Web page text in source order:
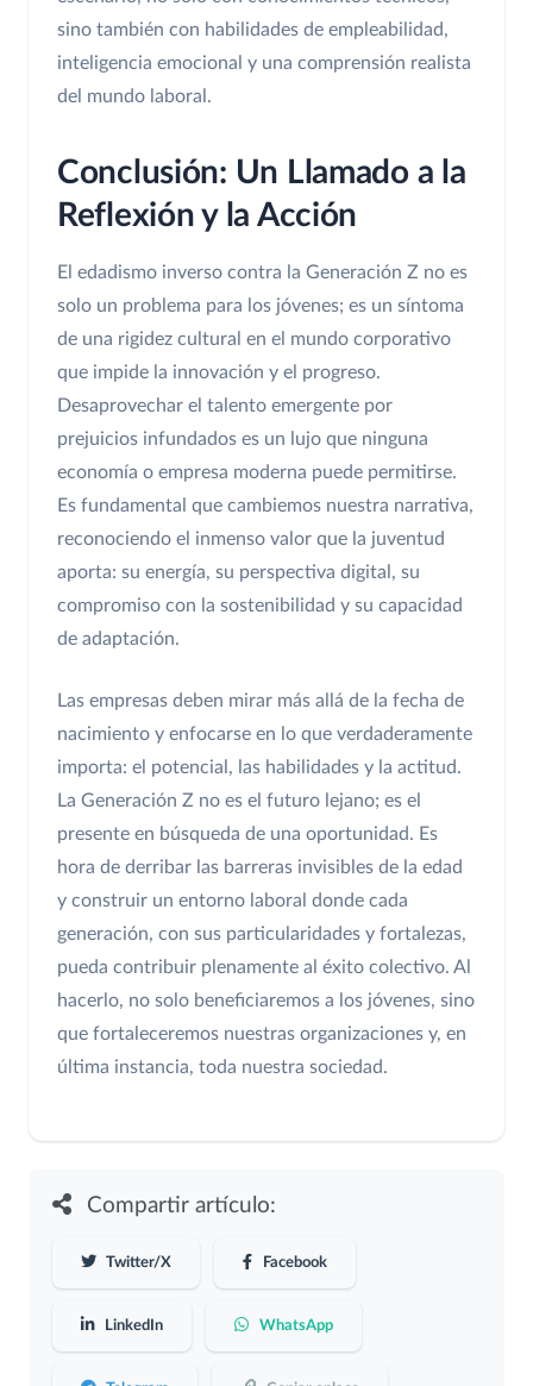
sino también con habilidades de empleabilidad,
inteligencia emocional y una comprensión realista
del mundo laboral.
Conclusión: Un Llamado a la
Reflexión y la Acción
El edadismo inverso contra la Generación Z no es
solo un problema para los jóvenes; es un síntoma
de una rigidez cultural en el mundo corporativo
que impide la innovación y el progreso.
Desaprovechar el talento emergente por
prejuicios infundados es un lujo que ninguna
economía o empresa moderna puede permitirse.
Es fundamental que cambiemos nuestra narrativa,
reconociendo el inmenso valor que la juventud
aporta: su energía, su perspectiva digital, su
compromiso con la sostenibilidad y su capacidad
de adaptación.
Las empresas deben mirar más allá de la fecha de
nacimiento y enfocarse en lo que verdaderamente
importa: el potencial, las habilidades y la actitud.
La Generación Z no es el futuro lejano; es el
presente en búsqueda de una oportunidad. Es
hora de derribar las barreras invisibles de la edad
y construir un entorno laboral donde cada
generación, con sus particularidades y fortalezas,
pueda contribuir plenamente al éxito colectivo. Al
hacerlo, no solo beneficiaremos a los jóvenes, sino
que fortaleceremos nuestras organizaciones y, en
última instancia, toda nuestra sociedad.
Compartir artículo:
Twitter/X Facebook
LinkedIn WhatsApp